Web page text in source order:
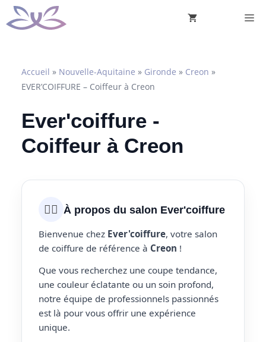
Aller
au
Accueil » Nouvelle-Aquitaine » Gironde » Creon »
EVER’COIFFURE – Coiffeur à Creon
Ever'coiffure -
Coiffeur à Creon
💇‍♀️ À propos du salon Ever'coiffure
Bienvenue chez Ever'coiffure, votre salon
de coiffure de référence à Creon !
Que vous recherchez une coupe tendance,
une couleur éclatante ou un soin profond,
notre équipe de professionnels passionnés
est là pour vous offrir une expérience
unique.